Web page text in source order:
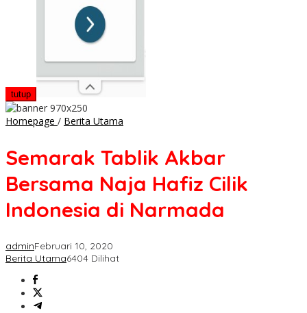
tutup
Homepage / Berita Utama
Bersama
Hafiz
Cilik
Indonesia
Semarak Tablik Akbar
Bersama Naja Hafiz Cilik
Indonesia di Narmada
adminFebruari 10, 2020
Berita Utama6404 Dilihat